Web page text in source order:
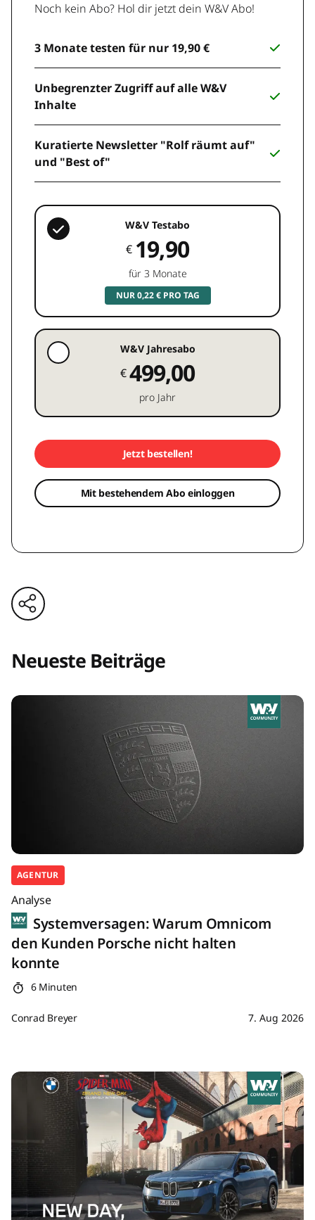
Noch kein Abo? Hol dir jetzt dein W&V Abo!
3 Monate testen für nur 19,90 €
Unbegrenzter Zugriff auf alle W&V
Inhalte
Kuratierte Newsletter "Rolf räumt auf"
und "Best of"
W&V Testabo
€ 19,90
für 3 Monate
NUR 0,22 € PRO TAG
W&V Jahresabo
€499,00
pro Jahr
Jetzt bestellen!
Mit bestehendem Abo einloggen
Neueste Beiträge
AGENTUR
Analyse
Systemversagen: Warum Omnicom
den Kunden Porsche nicht halten
konnte
6 Minuten
Conrad Breyer 7. Aug 2026